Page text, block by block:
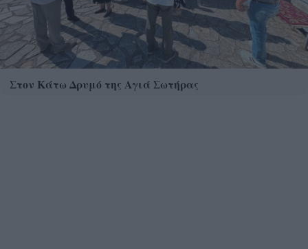
Στον Κάτω Δρυμό της Αγιά Σωτήρας